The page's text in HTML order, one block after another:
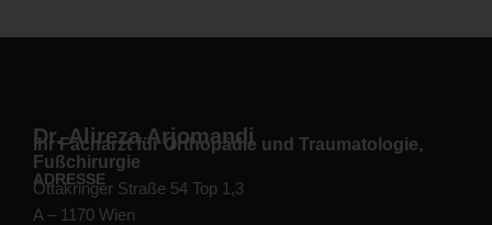
Dr. Alireza Arjomandi
Ihr Facharzt für Orthopädie und Traumatologie,
Fußchirurgie
ADRESSE
Ottakringer Straße 54 Top 1,3
A – 1170 Wien